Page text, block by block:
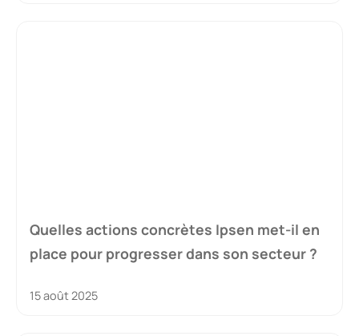
Quelles actions concrètes Ipsen met-il en
place pour progresser dans son secteur ?
15 août 2025